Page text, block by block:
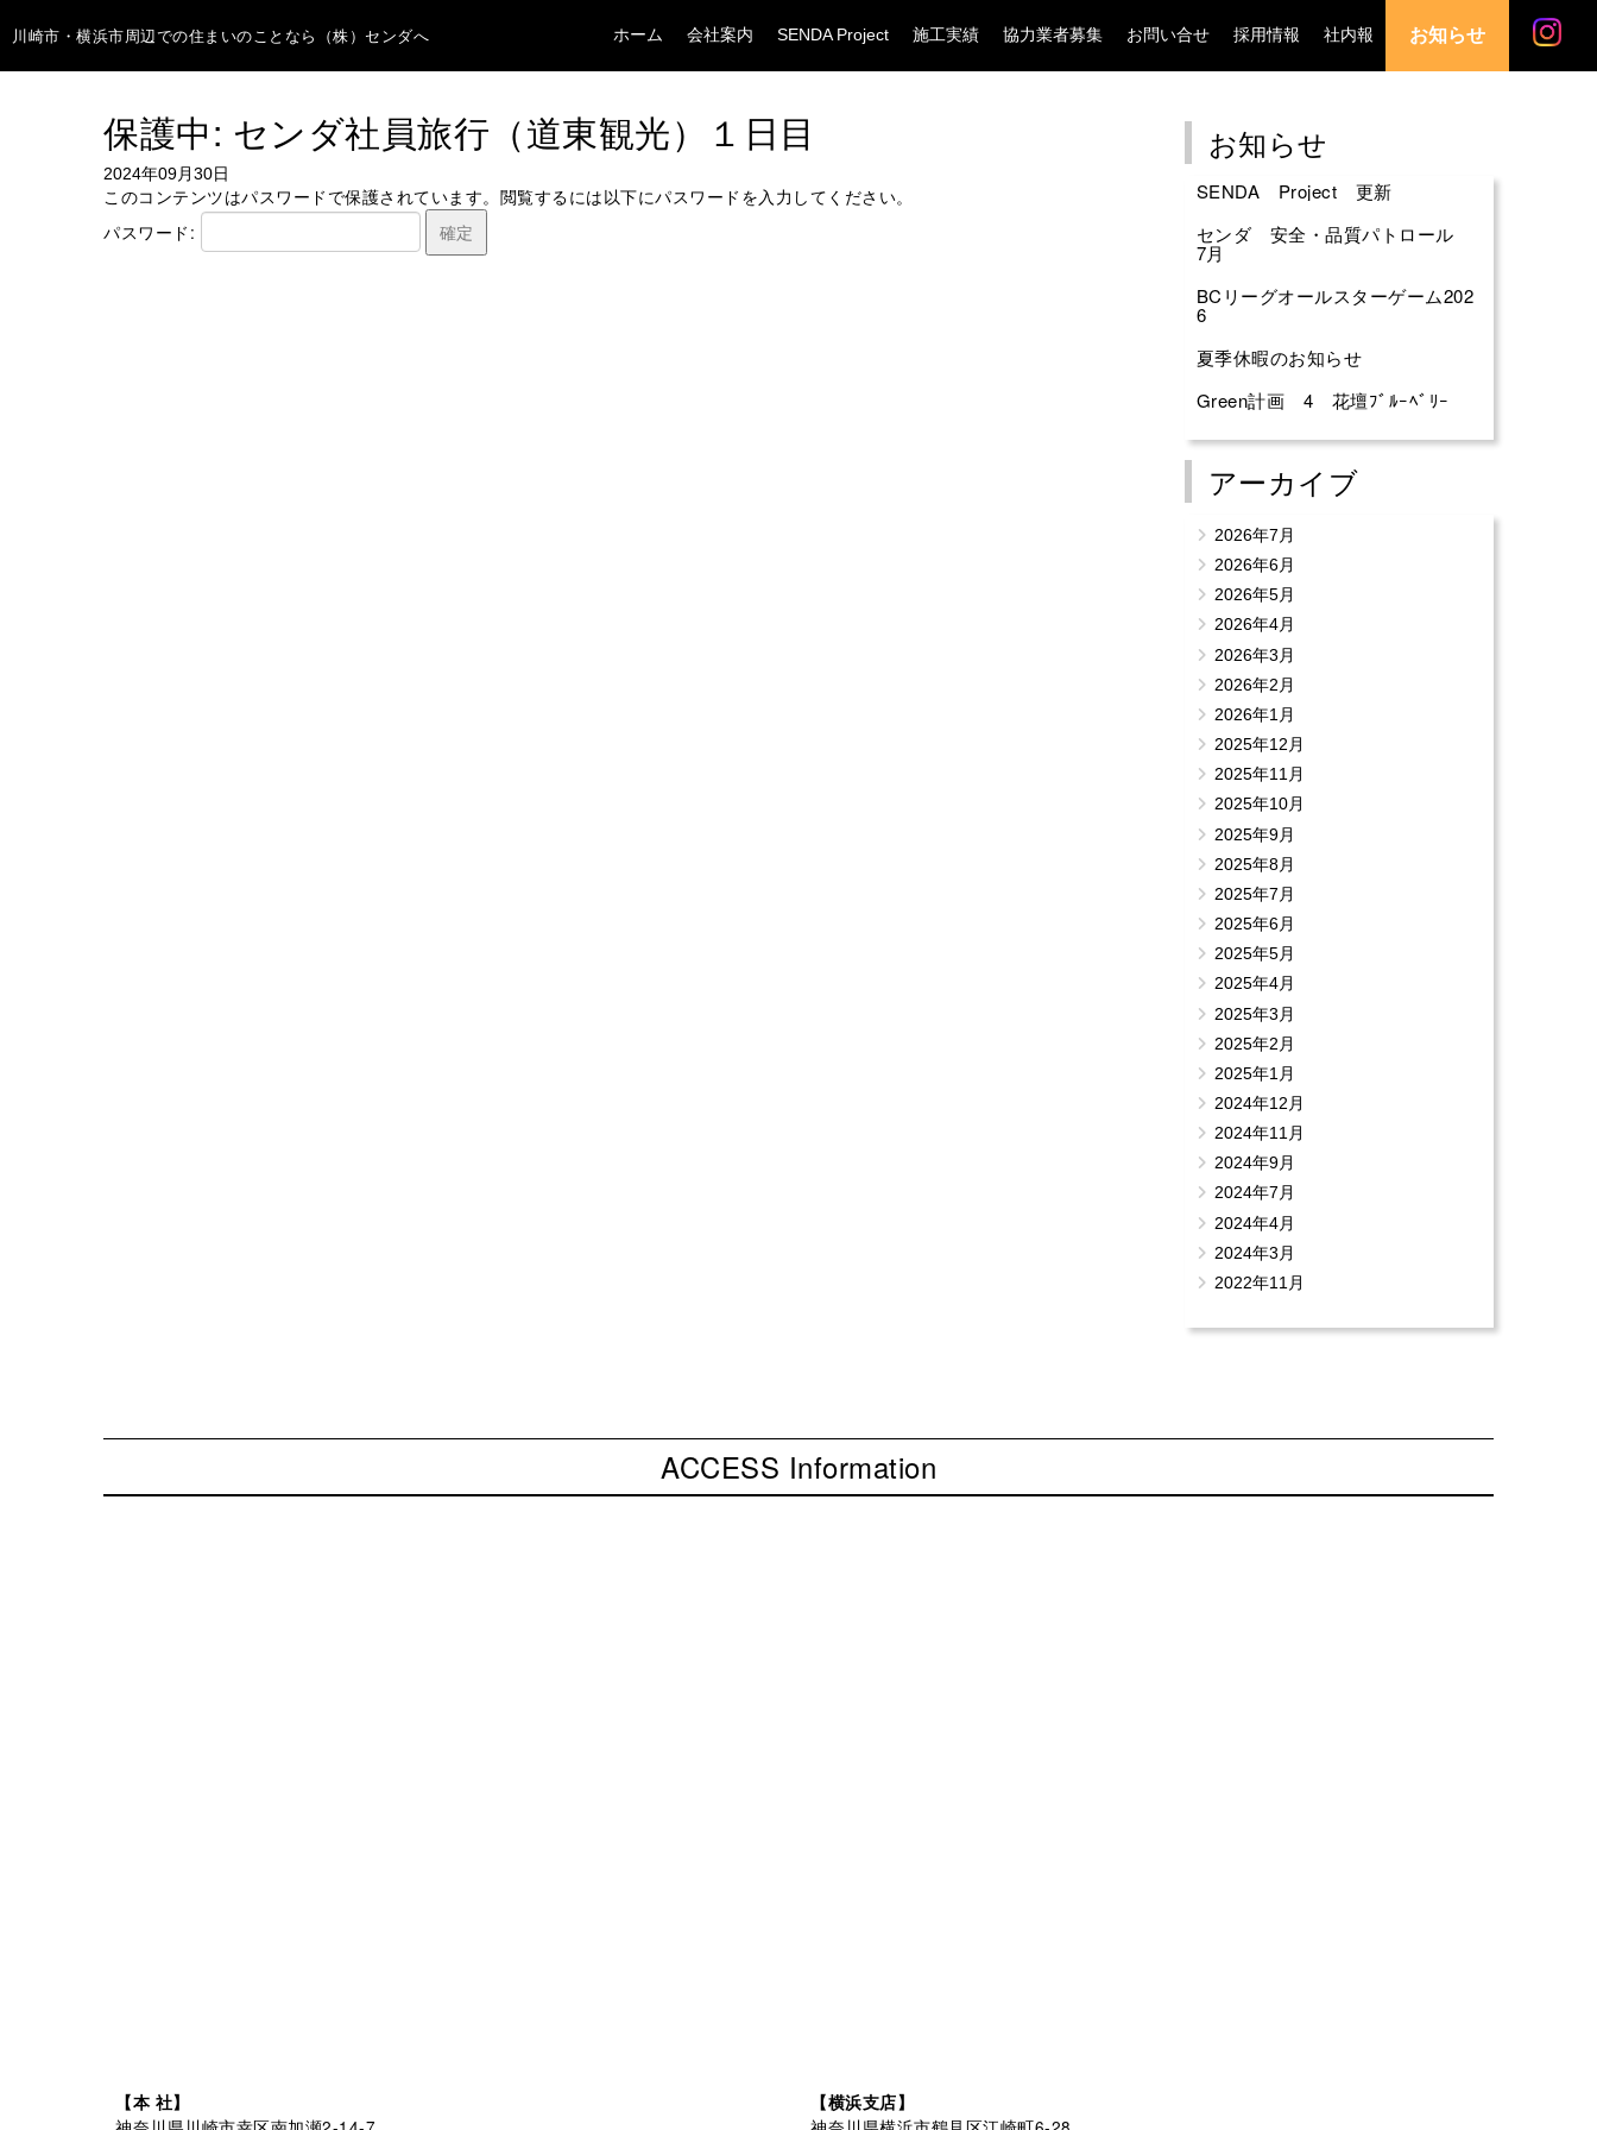
川崎市・横浜市周辺での住まいのことなら（株）センダへ ホーム 会社案内 SENDA Project 施工実績 協力業者募集 お問い合せ 採用情報 社内報 お知らせ
保護中: センダ社員旅行（道東観光）１日目
2024年09月30日
このコンテンツはパスワードで保護されています。閲覧するには以下にパスワードを入力してください。
パスワード:
お知らせ
SENDA Project 更新
センダ 安全・品質パトロール
7月
BCリーグオールスターゲーム202
6
夏季休暇のお知らせ
Green計画 4 花壇ﾌﾞﾙｰﾍﾞﾘｰ
アーカイブ
2026年7月
2026年6月
2026年5月
2026年4月
2026年3月
2026年2月
2026年1月
2025年12月
2025年11月
2025年10月
2025年9月
2025年8月
2025年7月
2025年6月
2025年5月
2025年4月
2025年3月
2025年2月
2025年1月
2024年12月
2024年11月
2024年9月
2024年7月
2024年4月
2024年3月
2022年11月
ACCESS Information
【本 社】 【横浜支店】